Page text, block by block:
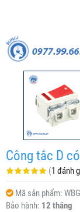
Công tắc D
(1 đánh
Mã sản phẩm:
Bảo hành: 12 tháng